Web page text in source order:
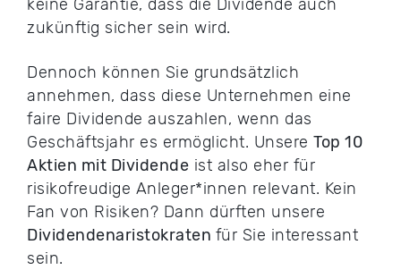
keine Garantie, dass die Dividende auch
zukünftig sicher sein wird.
Dennoch können Sie grundsätzlich
annehmen, dass diese Unternehmen eine
faire Dividende auszahlen, wenn das
Geschäftsjahr es ermöglicht. Unsere Top 10
Aktien mit Dividende ist also eher für
risikofreudige Anleger*innen relevant. Kein
Fan von Risiken? Dann dürften unsere
Dividendenaristokraten für Sie interessant
sein.